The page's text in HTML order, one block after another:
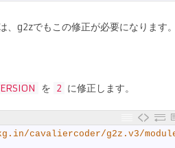
g2zでもこの修正が必要になります。
を 2 に修正します。
cavaliercoder/g2z.v3/